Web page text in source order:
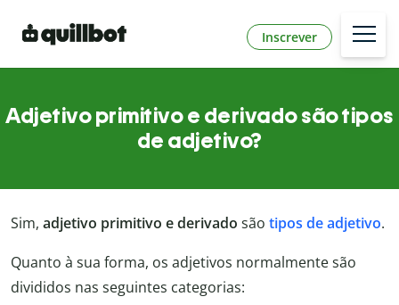
Inscrever
Adjetivo primitivo e derivado são tipos
de adjetivo?
Sim, adjetivo primitivo e derivado são tipos de adjetivo.
Quanto à sua forma, os adjetivos normalmente são
divididos nas seguintes categorias: